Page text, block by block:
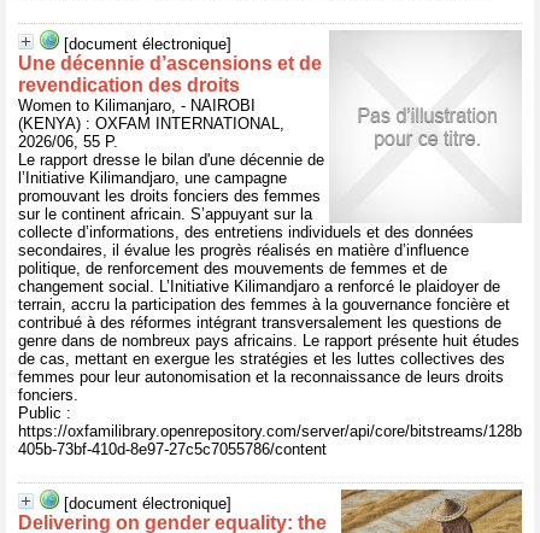
[document électronique]
Une décennie d’ascensions et de
revendication des droits
Women to Kilimanjaro, - NAIROBI
(KENYA) : OXFAM INTERNATIONAL,
2026/06, 55 P.
Le rapport dresse le bilan d'une décennie de
l’Initiative Kilimandjaro, une campagne
promouvant les droits fonciers des femmes
sur le continent africain. S’appuyant sur la
collecte d’informations, des entretiens individuels et des données
secondaires, il évalue les progrès réalisés en matière d’influence
politique, de renforcement des mouvements de femmes et de
changement social. L’Initiative Kilimandjaro a renforcé le plaidoyer de
terrain, accru la participation des femmes à la gouvernance foncière et
contribué à des réformes intégrant transversalement les questions de
genre dans de nombreux pays africains. Le rapport présente huit études
de cas, mettant en exergue les stratégies et les luttes collectives des
femmes pour leur autonomisation et la reconnaissance de leurs droits
fonciers.
Public :
https://oxfamilibrary.openrepository.com/server/api/core/bitstreams/128b
405b-73bf-410d-8e97-27c5c7055786/content
[document électronique]
Delivering on gender equality: the